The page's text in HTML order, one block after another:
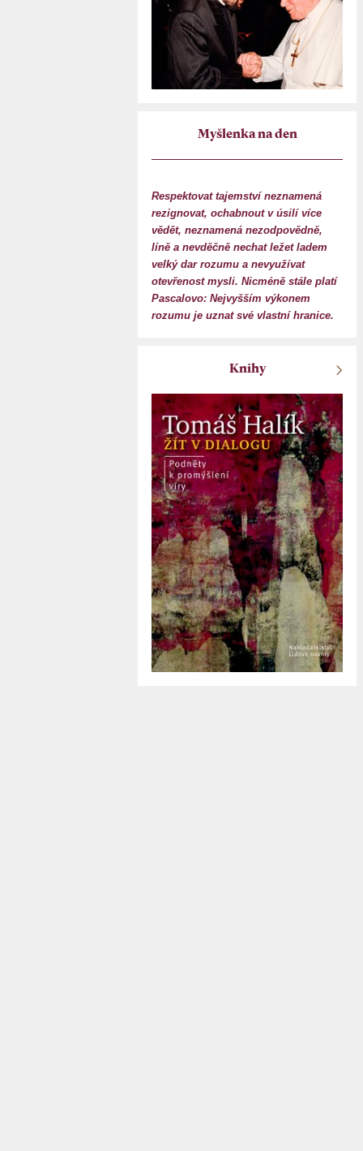
Myšlenka na den
Respektovat tajemství neznamená
rezignovat, ochabnout v úsilí více
vědět, neznamená nezodpovědně,
líně a nevděčně nechat ležet ladem
velký dar rozumu a nevyužívat
otevřenost mysli. Nicméně stále platí
Pascalovo: Nejvyšším výkonem
rozumu je uznat své vlastní hranice.
Knihy